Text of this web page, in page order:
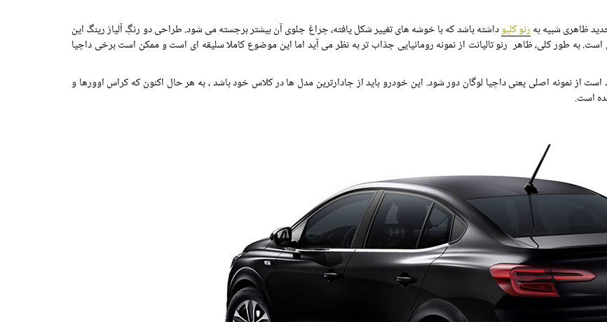
ظاهری شبیه بهرنو کلیوداشته باشد که با خوشه های تغییر شکل یافته، چراغ جلوی آن بیشتر برجسته می شود. طراحی دو رنگِ آلیاژ رینگ این
به طور کلی، ظاهر رنو تالیانت از نمونه رومانیایی جذاب تر به نظر می آید اما این موضوع کاملا سلیقه ای است و ممکن است برخی داچیا
از نمونه اصلی یعنی داچیا لوگان دور شود. این خودرو باید از جادارترین مدل ها در کلاس خود باشد ، به هر حال اکنون که کراس اوورها و